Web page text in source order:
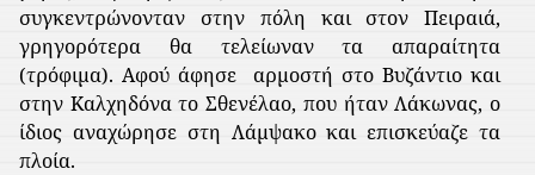
συγκεντρώνονταν στην πόλη και στον Πειραιά,
γρηγορότερα θα τελείωναν τα απαραίτητα
(τρόφιμα). Αφού άφησε
αρμοστή στο Βυζάντιο και
στην Καλχηδόνα το Σθενέλαο, που ήταν Λάκωνας, ο
ίδιος αναχώρησε στη Λάμψακο και επισκεύαζε τα
πλοία.